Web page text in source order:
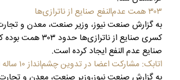
۳۰۳ همت عدم‌النفع صنایع از ناترازی‌ها
به گزارش صنعت نیوز، وزیر صنعت، معدن و
کسری صنایع از
صنایع عدم النفع ایجاد کرده است.
اتابک: مشارکت اعضا در تدوین چشم‌انداز ۱۰ ساله اکو الزامی است